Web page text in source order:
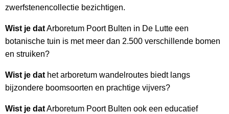
zwerfstenencollectie bezichtigen.
Wist je datArboretum Poort Bulten in De Lutte een
botanische tuin is met meer dan 2.500 verschillende bomen
en struiken?
Wist je dat het arboretum wandelroutes biedt langs
bijzondere boomsoorten en prachtige vijvers?
Wist je datArboretum Poort Bulten ook een educatief